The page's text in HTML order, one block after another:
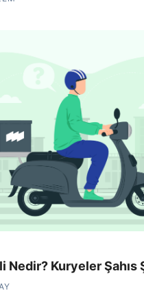
Nedir? Kuryeler